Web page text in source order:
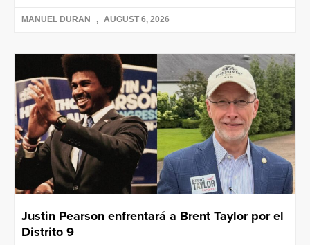
MANUEL DURAN AUGUST 6, 2026
Justin Pearson enfrentará a Brent Taylor por el
Distrito 9